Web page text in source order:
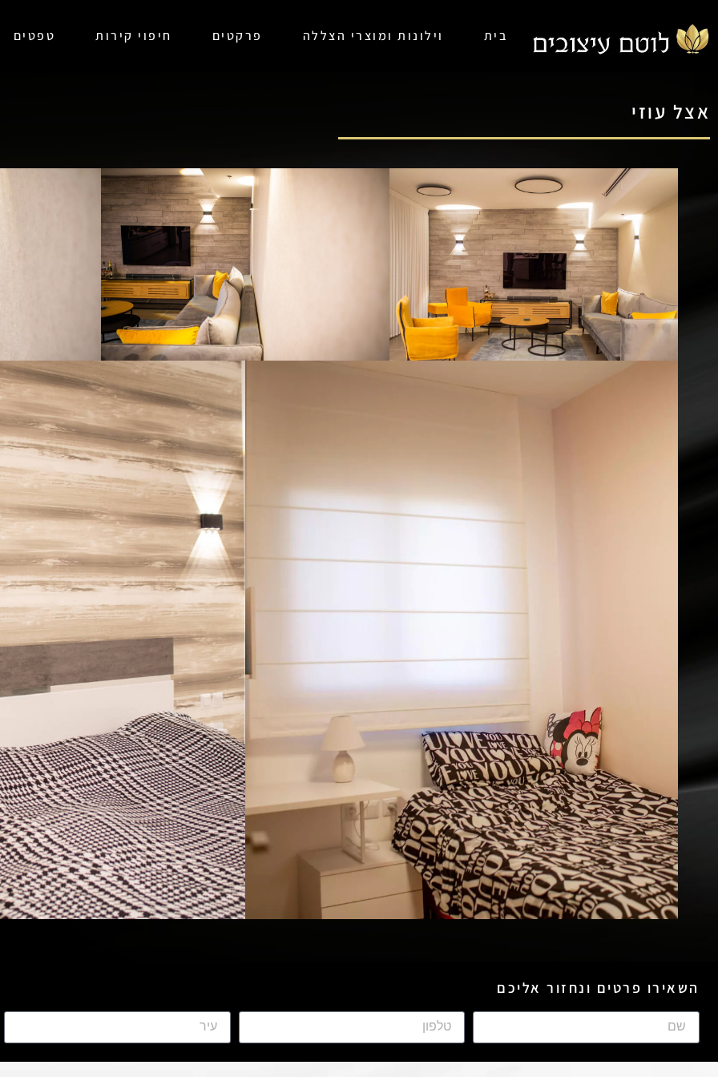
בית וילונות ומוצרי הצללה פרקטים חיפוי קירות טפטים
אצל עוזי
השאירו פרטים ונחזור אליכם